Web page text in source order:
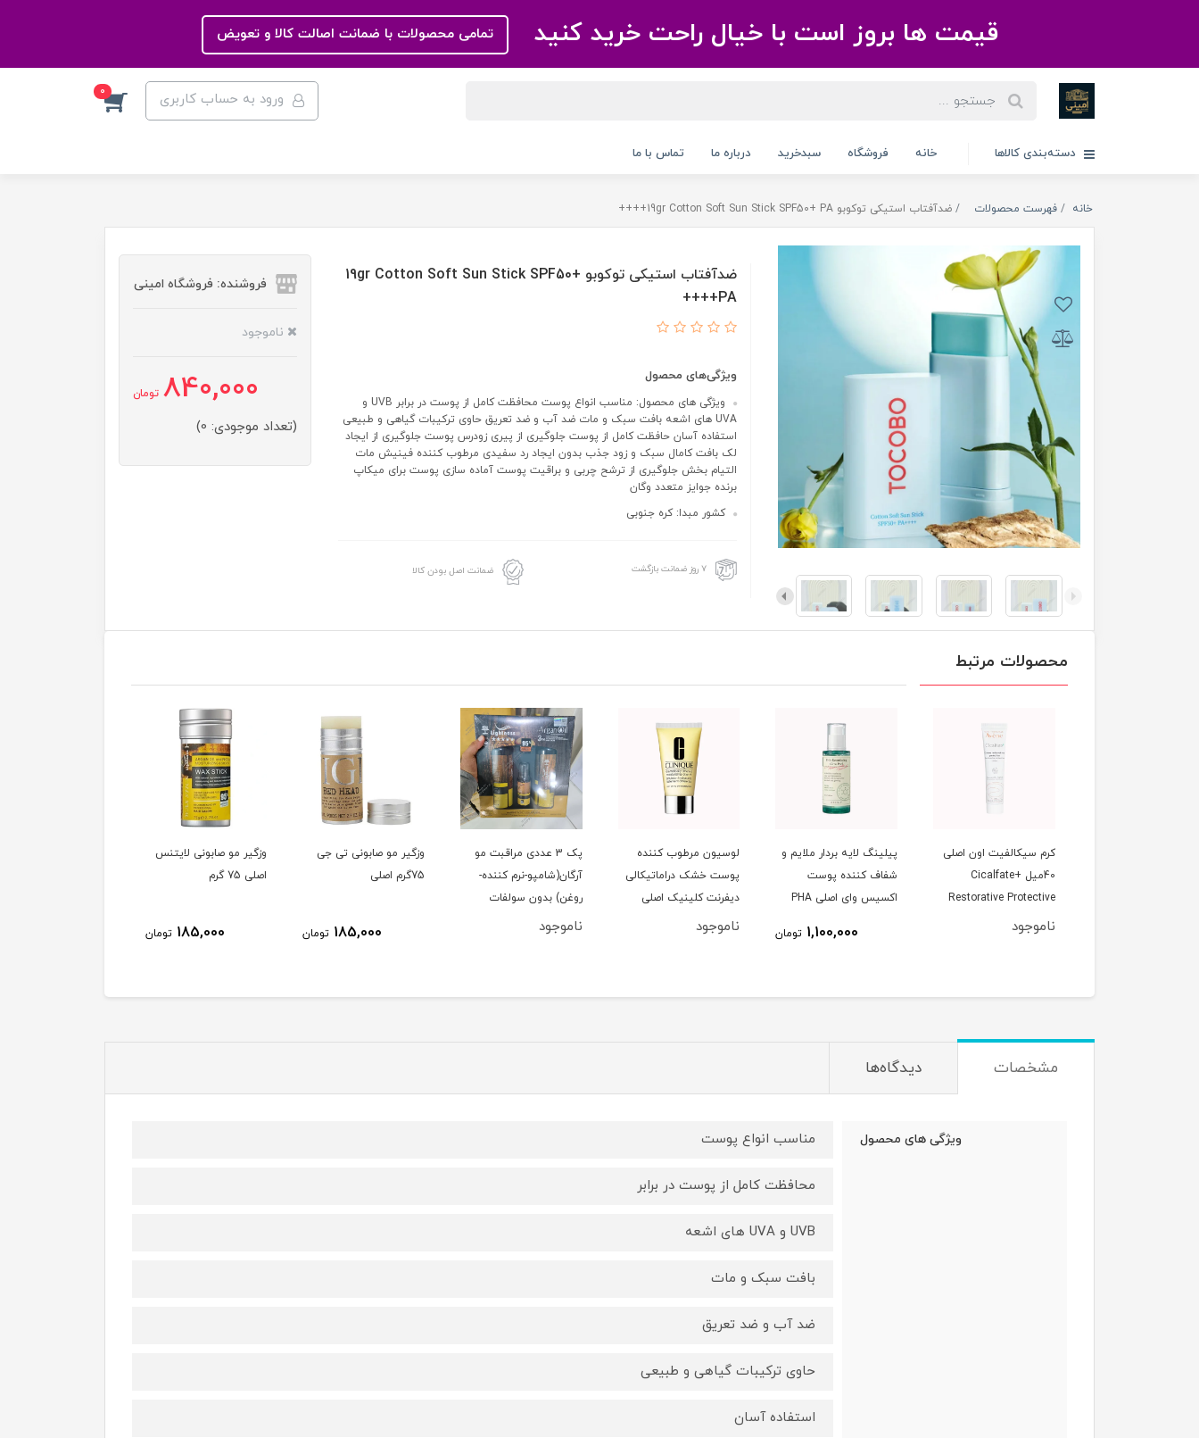
قیمت ها بروز است با خیال راحت خرید کنید تمامی محصولات با ضمانت اصالت کالا و تعویض
ورود به حساب کاربری 0
دسته‌بندی کالاها خانه فروشگاه سبدخرید درباره ما تماس با ما
خانه فهرست محصولات ضدآفتاب استیکی توکوبو 19gr Cotton Soft Sun Stick SPF50+ PA++++
ضدآفتاب استیکی توکوبو 19gr Cotton Soft Sun Stick SPF50+
PA++++
ویژگی‌های محصول
ویژگی های محصول: مناسب انواع پوست محافظت کامل از پوست در برابر UVB و
UVA های اشعه بافت سبک و مات ضد آب و ضد تعریق حاوی ترکیبات گیاهی و طبیعی
استفاده آسان حافظت کامل از پوست جلوگیری از پیری زودرس پوست جلوگیری از ایجاد
لک بافت کامال سبک و زود جذب بدون ایجاد رد سفیدی مرطوب کننده فینیش مات
التیام بخش جلوگیری از ترشح چربی و براقیت پوست آماده سازی پوست برای میکاپ
برنده جوایز متعدد وگان
کشور مبدا: کره جنوبی
۷ روز ضمانت بازگشت ضمانت اصل بودن کالا
فروشنده: فروشگاه امینی
ناموجود
840,000 تومان
(تعداد موجودی: 0)
محصولات مرتبط
کرم سیکالفیت اون اصلی
40میل Cicalfate+
Restorative Protective
Cream
ناموجود
پیلینگ لایه بردار ملایم و
شفاف کننده پوست
اکسیس وای اصلی PHA
1,100,000 تومان
لوسیون مرطوب کننده
پوست خشک دراماتیکالی
دیفرنت کلینیک اصلی
30ml
ناموجود
پک 3 عددی مراقبت مو
آرگان(شامپو-نرم کننده-
روغن) بدون سولفات
لایتنس اصلی
ناموجود
وزگیر مو صابونی تی جی
75گرم اصلی
185,000 تومان
وزگیر مو صابونی لایتنس
اصلی 75 گرم
185,000 تومان
مشخصات دیدگاه‌ها
ویژگی های محصول مناسب انواع پوست
محافظت کامل از پوست در برابر
UVB و UVA های اشعه
بافت سبک و مات
ضد آب و ضد تعریق
حاوی ترکیبات گیاهی و طبیعی
استفاده آسان